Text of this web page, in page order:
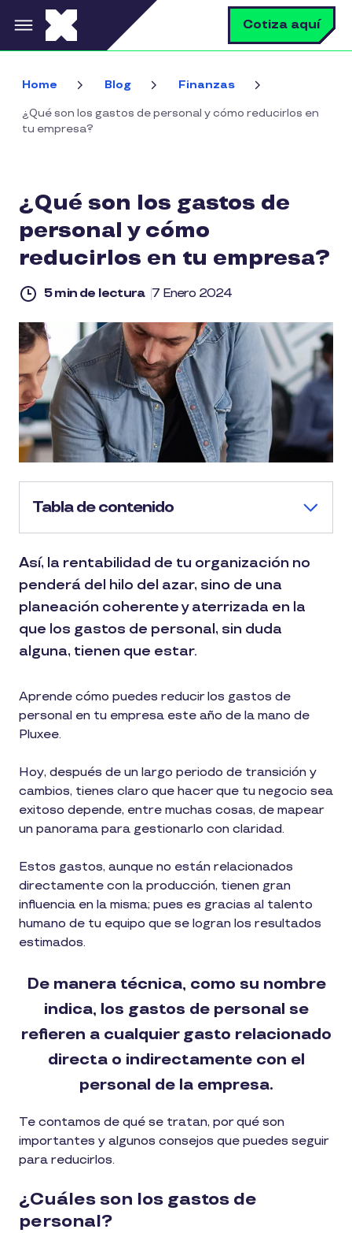
Pasar al contenido principal Cotiza aquí
Home Blog Finanzas
¿Qué son los gastos de personal y cómo reducirlos en
tu empresa?
¿Qué son los gastos de
personal y cómo
reducirlos en tu empresa?
5 min de lectura 7 Enero 2024
Tabla de contenido
Así, la rentabilidad de tu organización no
penderá del hilo del azar, sino de una
planeación coherente y aterrizada en la
que los gastos de personal, sin duda
alguna, tienen que estar.
Aprende cómo puedes reducir los gastos de
personal en tu empresa este año de la mano de
Pluxee.
Hoy, después de un largo periodo de transición y
cambios, tienes claro que hacer que tu negocio sea
exitoso depende, entre muchas cosas, de mapear
un panorama para gestionarlo con claridad.
Estos gastos, aunque no están relacionados
directamente con la producción, tienen gran
influencia en la misma; pues es gracias al talento
humano de tu equipo que se logran los resultados
estimados.
De manera técnica, como su nombre
indica, los gastos de personal se
refieren a cualquier gasto relacionado
directa o indirectamente con el
personal de la empresa.
Te contamos de qué se tratan, por qué son
importantes y algunos consejos que puedes seguir
para reducirlos.
¿Cuáles son los gastos de
personal?